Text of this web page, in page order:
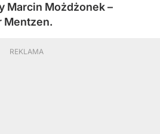
Marcin Możdżonek –
Mentzen.